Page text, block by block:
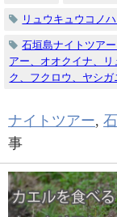
リュウキュウコノ
石垣島ナイトツア
アー、オオクイナ、
ク、フクロウ、ヤシ
ナイトツアー,
事